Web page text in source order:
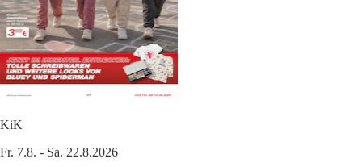
KiK
Fr. 7.8. - Sa. 22.8.2026